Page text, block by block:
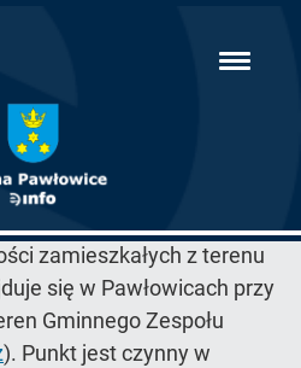
zamieszkałych z terenu
się w Pawłowicach przy
Gminnego Zespołu
). Punkt jest czynny w